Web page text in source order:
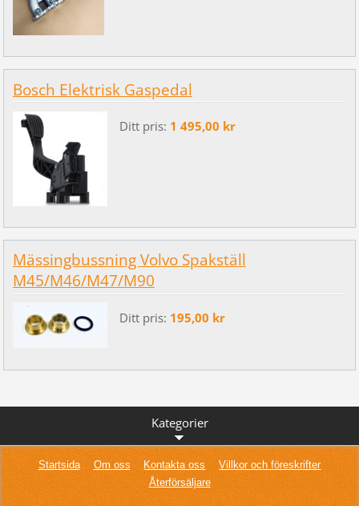
Bosch Elektrisk Gaspedal
Ditt pris: 1 495,00 kr
Mässingbussning Volvo Spakställ
M45/M46/M47/M90
Ditt pris: 195,00 kr
Kategorier
Startsida Om oss Kontakta oss
Villkor och föreskrifter
Återförsäljare